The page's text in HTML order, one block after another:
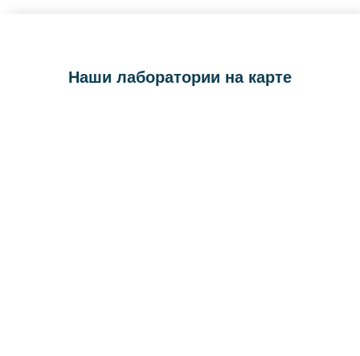
Наши лаборатории на карте